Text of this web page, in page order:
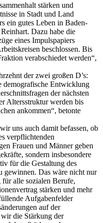
stärken und
in Stadt und Land
ein gutes Leben in Baden-
Dazu habe die
eines Impulspapiers
beschlossen. Bis
verabschiedet werden“,
der zwei großen D’s:
Entwicklung
der nächsten
Altersstruktur werden bis
ankommen“, betonte
uns auch damit befassen, ob
verpflichtenden
Frauen und Männer geben
sondern insbesondere
für die Gestaltung des
gewinnen. Das wäre nicht nur
alle sozialen Berufe,
stärken und mehr
Aufgabenfelder
auf der
wir die Stärkung der